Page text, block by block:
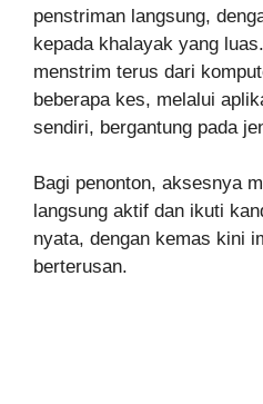
penstriman langsung,
kepada khalayak yang
menstrim terus dari
beberapa kes, melalui
sendiri, bergantung pada
Bagi penonton, aksesnya
langsung aktif dan ikuti
nyata, dengan kemas kini
berterusan.